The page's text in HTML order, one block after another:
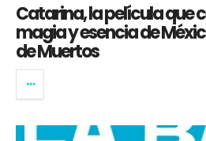
Catarina, la película que
magia y esencia de
de Muertos